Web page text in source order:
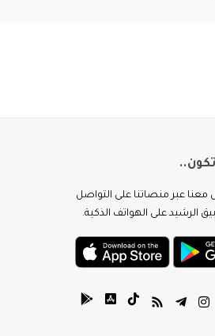
معنا عبر منصاتنا على التواصل
الرشيد على الهواتف الذكية.